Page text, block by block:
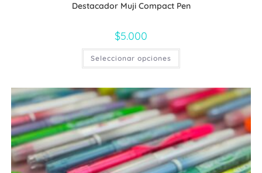
Destacador Muji Compact Pen
$5.000
Seleccionar opciones
Este
tiene
Las
opciones
se
pueden
elegir
en
la
página
de
producto